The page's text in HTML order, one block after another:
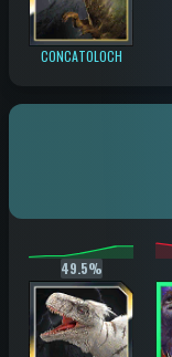
CONCATOLOCH
49.5%